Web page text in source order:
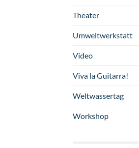
Theater
Umweltwerkstatt
Video
Viva la Guitarra!
Weltwassertag
Workshop